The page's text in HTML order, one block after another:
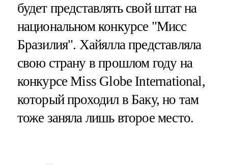
будет представлять свой штат на
национальном конкурсе "Мисс
Бразилия". Хайялла представляла
свою страну в прошлом году на
конкурсе Miss Globe International,
который проходил в Баку, но там
тоже заняла лишь второе место.